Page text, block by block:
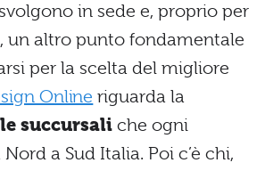
in sede e, proprio per
un altro punto fondamentale
per la scelta del migliore
Online riguarda la
succursali che ogni
a Sud Italia. Poi c’è chi,